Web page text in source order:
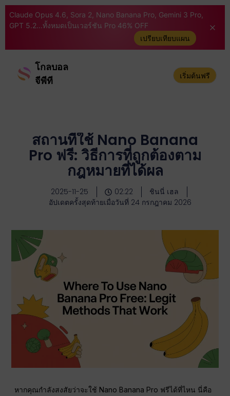
Claude Opus 4.6, Sora 2, Nano Banana Pro, Gemini 3 Pro,
GPT 5.2...ทั้งหมดเป็นเวอร์ชัน Pro 46% OFF
เปรียบเทียบแผน
โกลบอล
จีพีที
เริ่มต้นฟรี
สถานที่ใช้ Nano Banana
Pro ฟรี: วิธีการที่ถูกต้องตาม
กฎหมายที่ได้ผล
2025-11-25 02:22
ชินนี่ เฮล
อัปเดตครั้งสุดท้ายเมื่อวันที่ 24 กรกฎาคม 2026
หากคุณกำลังสงสัยว่าจะใช้ Nano Banana Pro ฟรีได้ที่ไหน นี่คือ